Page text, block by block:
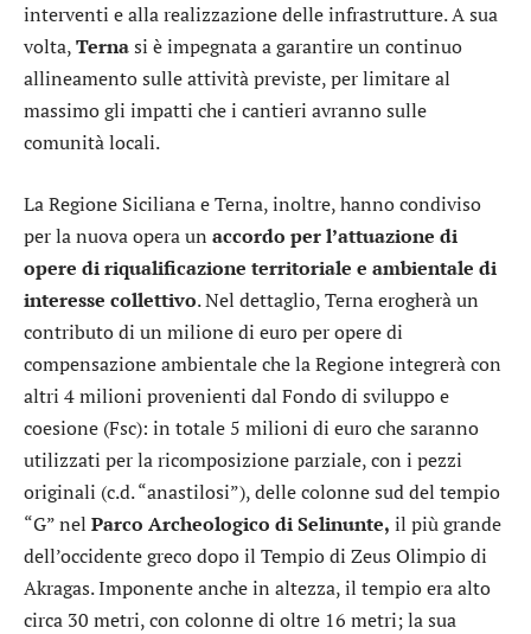
interventi e alla realizzazione delle infrastrutture. A sua
volta,Ternasi è impegnata a garantire un continuo
allineamento sulle attività previste, per limitare al
massimo gli impatti che i cantieri avranno sulle
comunità locali.
La Regione Siciliana e Terna, inoltre, hanno condiviso
per la nuova opera un accordo per l’attuazione di
opere di riqualificazione territoriale e ambientale di
interesse collettivo. Nel dettaglio, Terna erogherà un
contributo di un milione di euro per opere di
compensazione ambientale che la Regione integrerà con
altri 4 milioni provenienti dal Fondo di sviluppo e
coesione (Fsc): in totale 5 milioni di euro che saranno
utilizzati per la ricomposizione parziale, con i pezzi
originali (c.d. “anastilosi”), delle colonne sud del tempio
“G” nel Parco Archeologico di Selinunte, il più grande
dell’occidente greco dopo il Tempio di Zeus Olimpio di
Akragas. Imponente anche in altezza, il tempio era alto
circa 30 metri, con colonne di oltre 16 metri; la sua